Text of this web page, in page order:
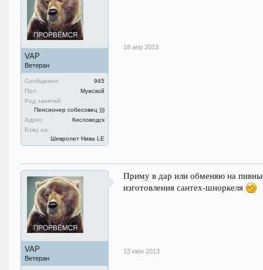
VAP
Ветеран
Сообщения:
945
Пол:
Мужской
Род занятий:
Пенсионер собесовец )))
Адрес:
Кисловодск
Езжу на:
Шевролет Нива LE
18 апр 2013
VAP
Ветеран
Приму в дар или обменяю на
изготовления сантех-шноркеля
13 июн 2013